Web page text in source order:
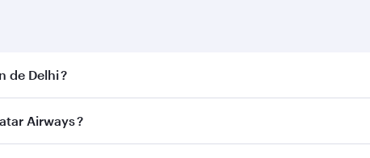
de Delhi ?
Delhi. Recherchez les vols depuis notre page d'accueil
Airways ?